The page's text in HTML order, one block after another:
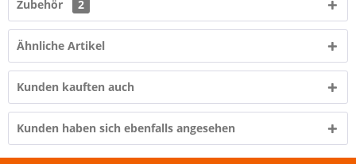
Zubehör 2
Ähnliche Artikel
Kunden kauften auch
Kunden haben sich ebenfalls angesehen